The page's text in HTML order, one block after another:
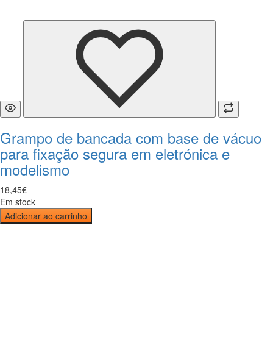
Grampo de bancada com base de vácuo
para fixação segura em eletrónica e
modelismo
18,45€
Em stock
Adicionar ao carrinho